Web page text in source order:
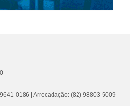
0186 | Arrecadação: (82) 98803-5009